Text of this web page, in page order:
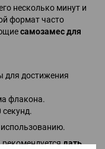
несколько минут и
формат часто
самозамес для
для достижения
флакона.
дать